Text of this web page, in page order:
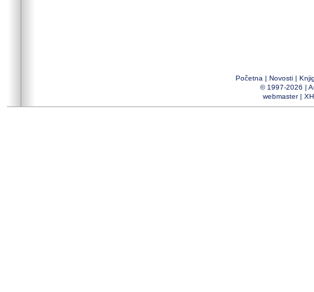
Početna | Novosti |
© 1997-2026 |
webmaster|